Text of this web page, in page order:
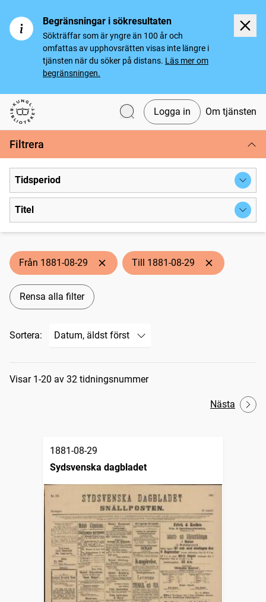
Begränsningar i sökresultaten
Sökträffar som är yngre än 100 år och
omfattas av upphovsrätten visas inte längre i
tjänsten när du söker på distans. Läs mer om
begränsningen.
Svenska tidningar
Logga in Om tjänsten
Filtrera
Tidsperiod
Titel
Från 1881-08-29 Till 1881-08-29
Rensa alla filter
Sortera:
Sökresultat
Visar 1-20 av 32 tidningsnummer
Nästa
1881-08-29
Sydsvenska dagbladet